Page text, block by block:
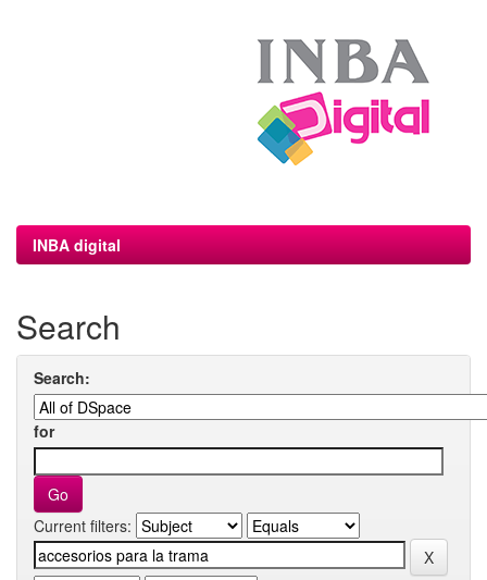
INBA digital
Search
Search:
for
Current filters: